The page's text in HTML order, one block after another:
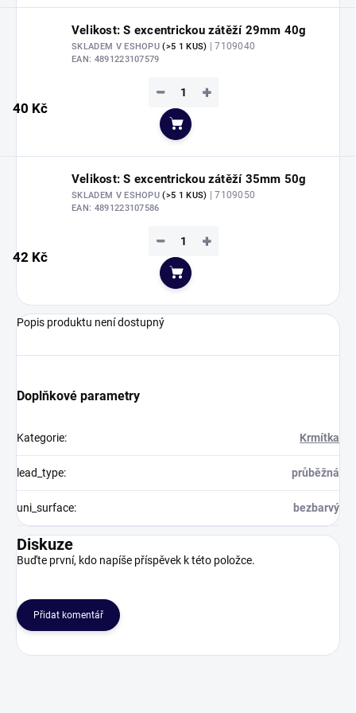
Velikost: S excentrickou zátěží 29mm 40g
SKLADEM V ESHOPU(>5 1 KUS) | 7109040
EAN: 4891223107579
40 Kč
+
−
Do košíku
Velikost: S excentrickou zátěží 35mm 50g
SKLADEM V ESHOPU(>5 1 KUS) | 7109050
EAN: 4891223107586
42 Kč
+
−
Do košíku
Popis produktu není dostupný
Doplňkové parametry
Kategorie: Krmítka
lead_type: průběžná
uni_surface: bezbarvý
Diskuze
Buďte první, kdo napíše příspěvek k této položce.
Přidat komentář